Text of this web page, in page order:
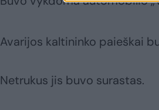
Avarijos kaltininko paieškai
Netrukus jis buvo surastas.